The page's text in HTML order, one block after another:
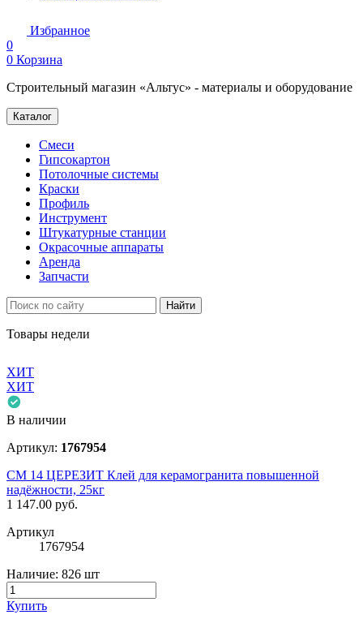
Избранное
0
0 Корзина
Строительный магазин «Альтус» - материалы и оборудование
Каталог
Смеси
Гипсокартон
Потолочные системы
Краски
Профиль
Инструмент
Штукатурные станции
Окрасочные аппараты
Аренда
Запчасти
Найти
Товары недели
ХИТ
ХИТ
В наличии
Артикул: 1767954
СМ 14 ЦЕРЕЗИТ Клей для керамогранита повышенной
надёжности, 25кг
1 147.00 руб.
Артикул
1767954
Наличие: 826 шт
Купить